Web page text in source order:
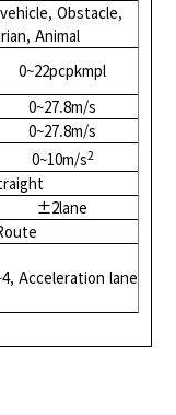
Obstacle,
Animal
0~22pcpkmpl
0~27.8m/s
0~27.8m/s
0~10m/s2
±2lane
Acceleration lane